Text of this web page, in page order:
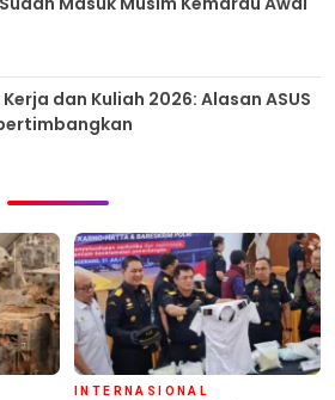
dan Kuliah 2026: Alasan ASUS
INTERNASIONAL